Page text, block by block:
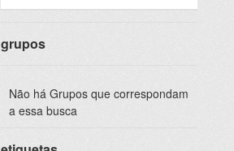
grupos
Não há Grupos que correspondam
a essa busca